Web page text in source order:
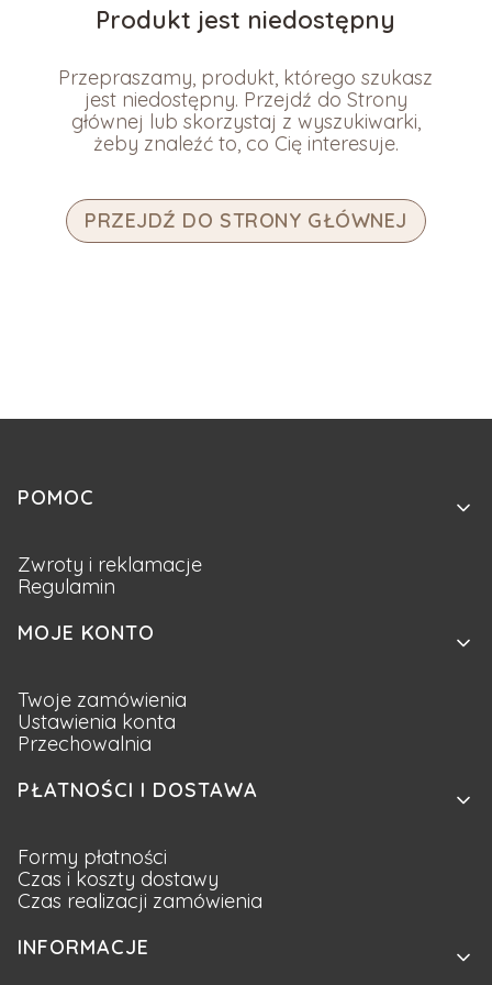
Produkt jest niedostępny
Przepraszamy, produkt, którego szukasz
jest niedostępny. Przejdź do Strony
głównej lub skorzystaj z wyszukiwarki,
żeby znaleźć to, co Cię interesuje.
PRZEJDŹ DO STRONY GŁÓWNEJ
Linki w stopce
POMOC
Zwroty i reklamacje
Regulamin
MOJE KONTO
Twoje zamówienia
Ustawienia konta
Przechowalnia
PŁATNOŚCI I DOSTAWA
Formy płatności
Czas i koszty dostawy
Czas realizacji zamówienia
INFORMACJE